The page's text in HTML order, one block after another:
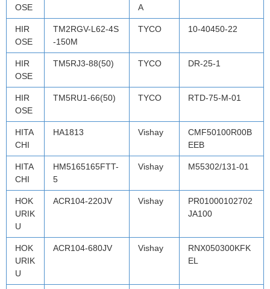
OSE
A
HIR
OSE
TM2RGV-L62-4S
-150M
TYCO 10-40450-22
HIR
OSE
TM5RJ3-88(50) TYCO DR-25-1
HIR
OSE
TM5RU1-66(50) TYCO RTD-75-M-01
HITA
CHI
HA1813 Vishay
CMF50100R00B
EEB
HITA
CHI
HM5165165FTT-
5
Vishay M55302/131-01
HOK
URIK
U
ACR104-220JV Vishay
PR01000102702
JA100
HOK
URIK
U
ACR104-680JV Vishay
RNX050300KFK
EL